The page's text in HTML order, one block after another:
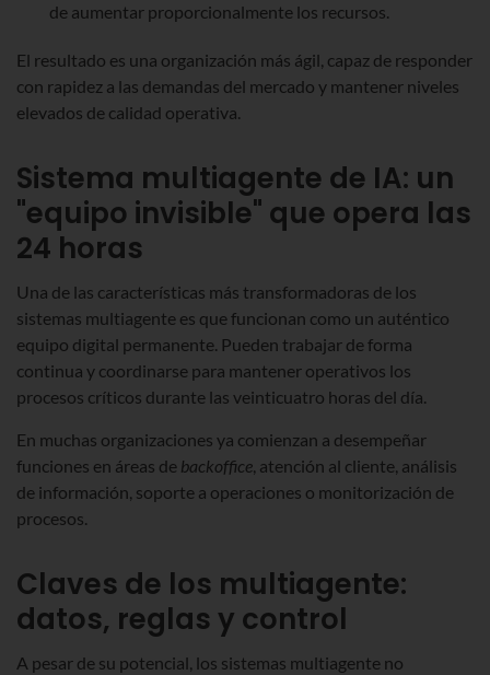
de aumentar proporcionalmente los recursos.
El resultado es una organización más ágil, capaz de responder
con rapidez a las demandas del mercado y mantener niveles
elevados de calidad operativa.
Sistema multiagente de IA: un
"equipo invisible" que opera las
24 horas
Una de las características más transformadoras de los
sistemas multiagente es que funcionan como un auténtico
equipo digital permanente. Pueden trabajar de forma
continua y coordinarse para mantener operativos los
procesos críticos durante las veinticuatro horas del día.
En muchas organizaciones ya comienzan a desempeñar
funciones en áreas de backoffice, atención al cliente, análisis
de información, soporte a operaciones o monitorización de
procesos.
Claves de los multiagente:
datos, reglas y control
A pesar de su potencial, los sistemas multiagente no